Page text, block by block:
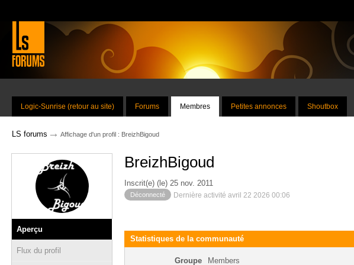
Logic-Sunrise (retour au site) Forums Membres Petites annonces Shoutbox
LS forums → Affichage d'un profil : BreizhBigoud
Aperçu
Flux du profil
BreizhBigoud
Inscrit(e) (le) 25 nov. 2011
Déconnecté Dernière activité avril 22 2026 00:06
Statistiques de la communauté
Groupe Members